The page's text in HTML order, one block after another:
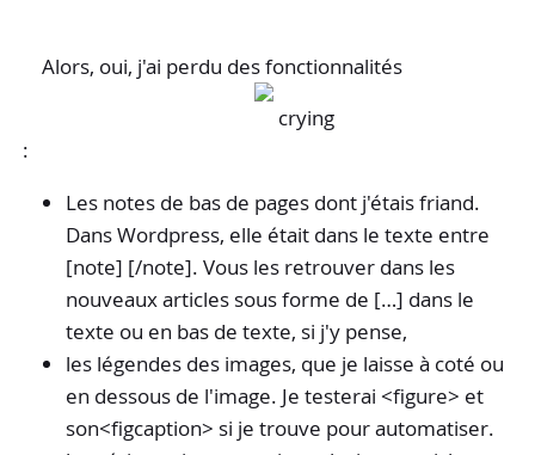
Alors, oui, j'ai perdu des fonctionnalités
:
Les notes de bas de pages dont j'étais friand.
Dans Wordpress, elle était dans le texte entre
[note] [/note]. Vous les retrouver dans les
nouveaux articles sous forme de […] dans le
texte ou en bas de texte, si j'y pense,
les légendes des images, que je laisse à coté ou
en dessous de l'image. Je testerai <figure> et
son<figcaption> si je trouve pour automatiser.